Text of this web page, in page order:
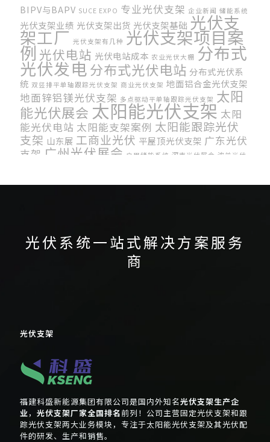
BIPV与BAPV SUCE EXPO 专业光伏支架 企业新闻 储能系统
光伏支架业绩 光伏支架出货 光伏支架基础 光伏支
架工厂 光伏支架有几种 光伏支架项目案
例 光伏电站 光伏电站成本 农业光伏大棚 分布式
光伏发电分布式光伏电站 分布式光伏系
统 双竖排平单轴跟踪光伏支架 商业光伏支架 地面铝合金光伏支架
地面锌铝镁光伏支架 多点驱动平单轴跟踪光伏支架 太阳
能光伏展会 太阳能光伏支架 太阳
能光伏电站 太阳能支架案例 太阳能跟踪光伏
支架 山东展 工商业光伏 平屋顶光伏支架 广东光伏
支架 广州光伏展会 户用储能系统 河南光伏展会 波兰光伏
装光伏组件 第六届中国好光伏品牌菲律宾光伏展车棚
光伏系统一站式解决方案服务
商
光伏支架
福建科盛新能源集团有限公司是国内外知名光伏支架生产企
业， 光伏支架厂家全国排名前列！公司主营固定光伏支架和跟
踪光伏支架两大业务模块，专注于太阳能光伏支架及其光伏配
件的研发、生产和销售。